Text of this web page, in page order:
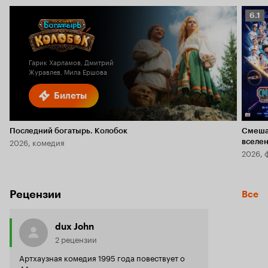
Билеты
Гарик Харламов, Дмитрий
Журавлев, Мила Ершова
Последний богатырь. Колобок
2026, комедия
6.1
6.1
2026,
Рецензии Все
dux John
2 рецензии
Артхаузная комедия 1995 года повествует о